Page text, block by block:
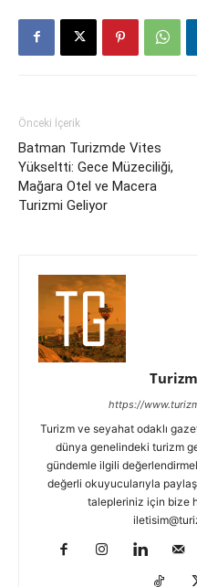
Önceki İçerik
Batman Turizmde Vites
Yükseltti: Gece Müzeciliği,
Mağara Otel ve Macera
Turizmi Geliyor
https://
Turizm ve seyahat odaklı
dünya genelindeki turizm
gündemle ilgili
değerli okuyucularıyla
talepleriniz için bize